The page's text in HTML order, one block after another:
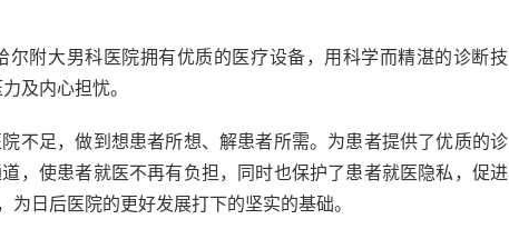
附大男科医院拥有优质的医疗设备，用科学而精湛的诊断技
及内心担忧。
足，做到想患者所想、解患者所需。为患者提供了优质的诊
，使患者就医不再有负担，同时也保护了患者就医隐私，促进
日后医院的更好发展打下的坚实的基础。